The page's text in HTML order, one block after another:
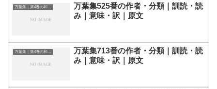
万葉集｜第4巻の和歌一覧
万葉集525番の作者・分類｜訓読・読
み｜意味・訳｜原文
万葉集｜第4巻の和歌一覧
万葉集713番の作者・分類｜訓読・読
み｜意味・訳｜原文